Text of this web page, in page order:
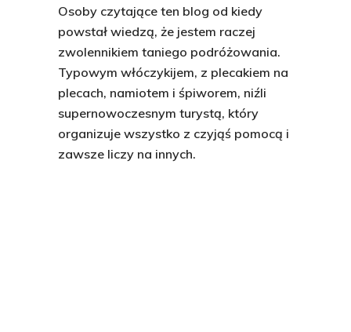
Osoby czytające ten blog od kiedy
powstał wiedzą, że jestem raczej
zwolennikiem taniego podróżowania.
Typowym włóczykijem, z plecakiem na
plecach, namiotem i śpiworem, niźli
supernowoczesnym turystą, który
organizuje wszystko z czyjąś pomocą i
zawsze liczy na innych.